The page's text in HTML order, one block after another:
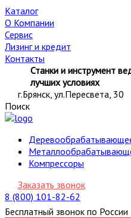
Каталог
О Компании
Сервис
Лизинг и кредит
Контакты
Станки и инструмент
лучших условиях
г.Брянск, ул.Пересвета, 30
Поиск
Компрессоры
Заказать звонок
8 (800) 101-82-62
Бесплатный звонок по России